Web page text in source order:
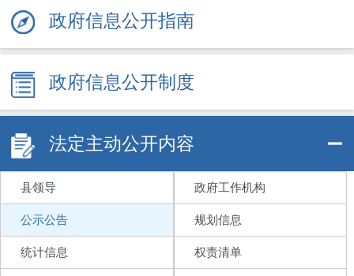
政府信息公开指南
政府信息公开制度
法定主动公开内容
县领导 政府工作机构
公示公告 规划信息
统计信息 权责清单